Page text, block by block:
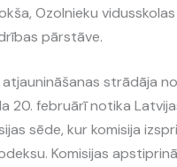
Ozolnieku
pārstāve.
atjaunināšanas strādāja
20. februārī notika
sēde, kur komisija
Komisijas